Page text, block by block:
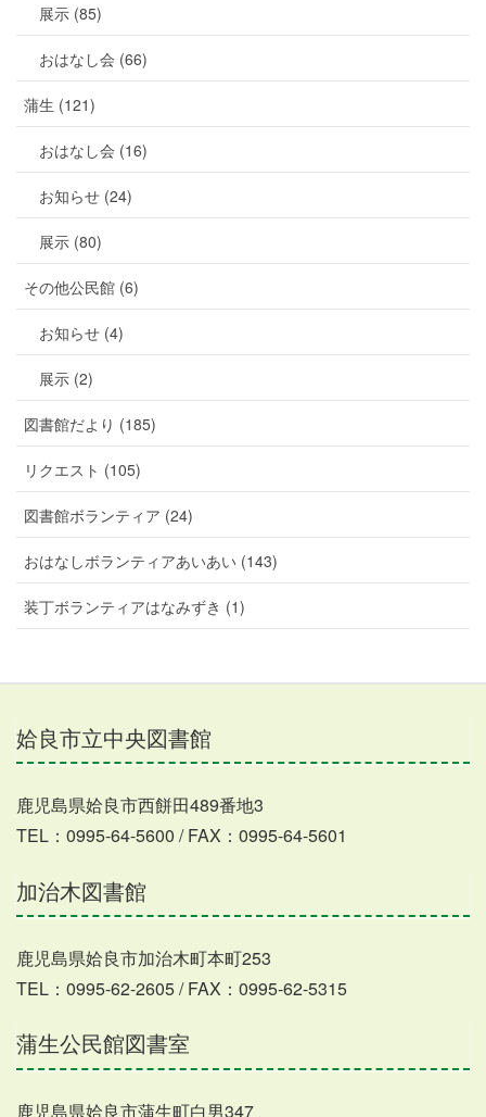
展示 (85)
おはなし会 (66)
蒲生 (121)
おはなし会 (16)
お知らせ (24)
展示 (80)
その他公民館 (6)
お知らせ (4)
展示 (2)
図書館だより (185)
リクエスト (105)
図書館ボランティア (24)
おはなしボランティアあいあい (143)
装丁ボランティアはなみずき (1)
姶良市立中央図書館
鹿児島県姶良市西餅田489番地3
TEL：0995-64-5600 / FAX：0995-64-5601
加治木図書館
鹿児島県姶良市加治木町本町253
TEL：0995-62-2605 / FAX：0995-62-5315
蒲生公民館図書室
鹿児島県姶良市蒲生町白男347